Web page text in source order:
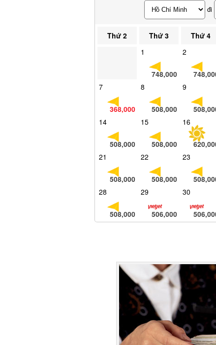
đi
Thứ 2 Thứ 3 Thứ 4
748,000
2
748,000
7
368,000
8
508,000
9
508,000
14
508,000
15
508,000
16
620,000
21
508,000
22
508,000
23
508,000
28
508,000
29
506,000
30
506,000